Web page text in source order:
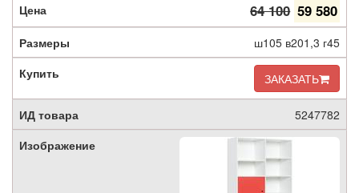
64 100 59 580
ш105 в201,3 г45
ЗАКАЗАТЬ
5247782